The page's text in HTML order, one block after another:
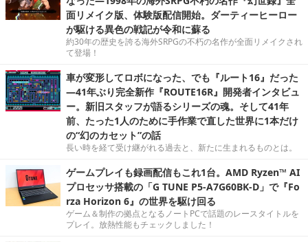
面リメイク版、体験版配信開始。ダーティーヒーロー
が駆ける異色の戦記が令和に蘇る
約30年の歴史を誇る海外SRPGの不朽の名作が全面リメイクされ
て登場！
車が変形してロボになった、でも『ルート16』だった
―41年ぶり完全新作『ROUTE16R』開発者インタビュ
ー。新旧スタッフが語るシリーズの魂。そして41年
前、たった1人のために手作業で直した世界に1本だけ
の“幻のカセット”の話
長い時を経て受け継がれる過去と、新たに生まれるものとは。
ゲームプレイも録画配信もこれ1台。AMD Ryzen™ AI
プロセッサ搭載の「G TUNE P5-A7G60BK-D」で『Fo
rza Horizon 6』の世界を駆け回る
ゲーム＆制作の拠点となるノートPCで話題のレースタイトルを
プレイ。放熱性能もチェックしました！